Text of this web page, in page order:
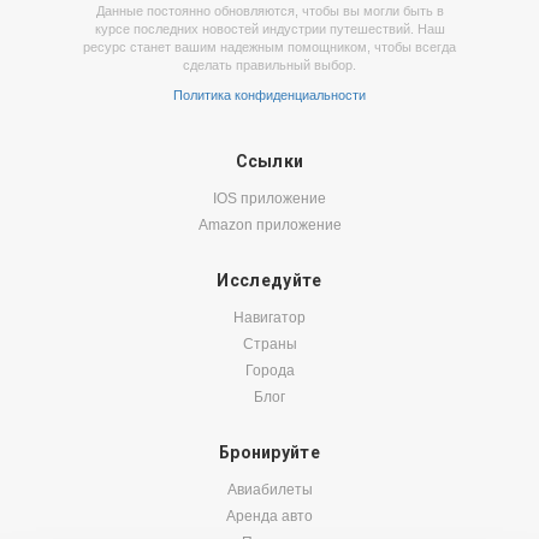
Данные постоянно обновляются, чтобы вы могли быть в
курсе последних новостей индустрии путешествий. Наш
ресурс станет вашим надежным помощником, чтобы всегда
сделать правильный выбор.
Политика конфиденциальности
Ссылки
IOS приложение
Amazon приложение
Исследуйте
Навигатор
Страны
Города
Блог
Бронируйте
Авиабилеты
Аренда авто